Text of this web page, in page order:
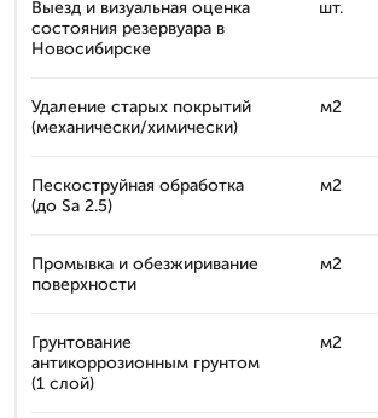
Выезд и визуальная оценка
состояния резервуара в
Новосибирске
шт.
Удаление старых покрытий
(механически/химически)
м2
Пескоструйная обработка
(до Sa 2.5)
м2
Промывка и обезжиривание
поверхности
м2
Грунтование
антикоррозионным грунтом
(1 слой)
м2